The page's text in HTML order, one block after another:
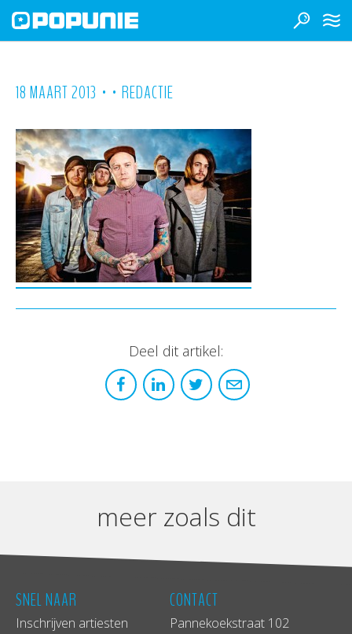
18 MAART 2013 • • REDACTIE
Deel dit artikel:
meer zoals dit
SNEL NAAR
Inschrijven artiesten
CONTACT
Pannekoekstraat 102